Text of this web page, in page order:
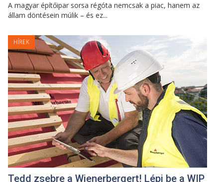
A magyar építőipar sorsa régóta nemcsak a piac, hanem az
állam döntésein múlik – és ez...
HÍREK
Tedd zsebre a Wienerbergert! Lépj be a WIP